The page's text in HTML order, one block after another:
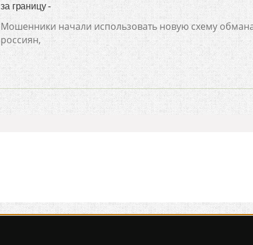
за границу -
Мошенники начали использовать новую схему
россиян,